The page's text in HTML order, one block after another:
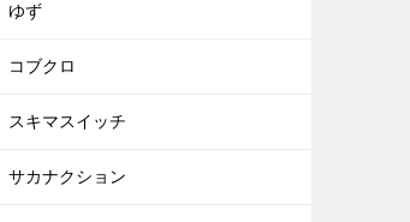
ゆず
コブクロ
スキマスイッチ
サカナクション